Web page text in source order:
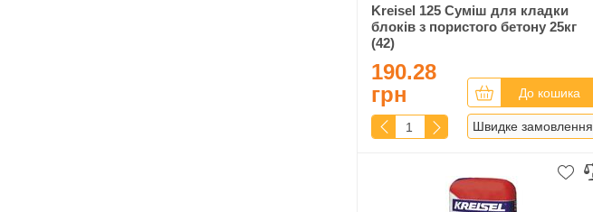
Kreisel 125 Суміш для кладки
блоків з пористого бетону 25кг
(42)
190.28
грн
До кошика
Швидке замовлення